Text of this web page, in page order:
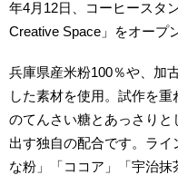
年4月12日、コーヒースタ
Creative Space」をオープ
兵庫県産米粉100％や、加
した素材を使用。試作を
のてんさい糖とあっさりと
出す独自の配合です。ラ
な粉」「ココア」「宇治